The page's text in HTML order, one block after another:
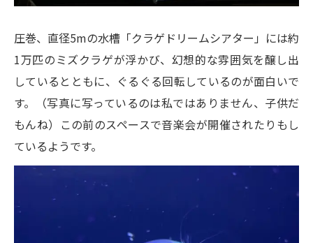
圧巻、直径5mの水槽「クラゲドリームシアター」には約
1万匹のミズクラゲが浮かび、幻想的な雰囲気を醸し出
しているとともに、ぐるぐる回転しているのが面白いで
す。（写真に写っているのは私ではありません、子供だ
もんね）この前のスペースで音楽会が開催されたりもし
ているようです。